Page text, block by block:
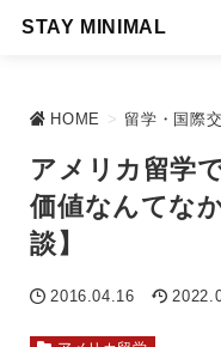
STAY MINIMAL
HOME > 留学・国際
アメリカ留学
価値なんてな
談】
2016.04.16